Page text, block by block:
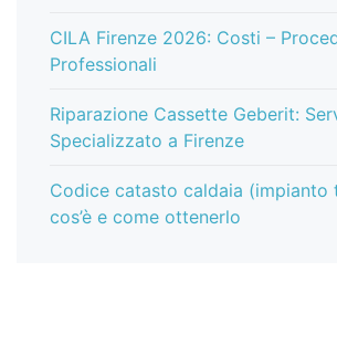
CILA Firenze 2026: Costi –
Professionali
Riparazione Cassette Geberit:
Specializzato a Firenze
Codice catasto caldaia (impianto
cos’è e come ottenerlo